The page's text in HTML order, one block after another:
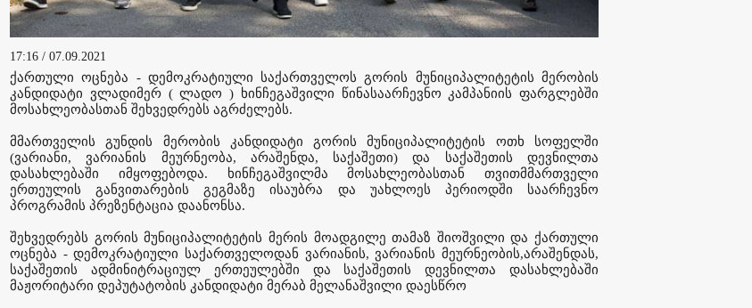
17:16 / 07.09.2021
ქართული ოცნება - დემოკრატიული საქართველოს გორის მუნიციპალიტეტის მერობის
კანდიდატი ვლადიმერ ( ლადო ) ხინჩეგაშვილი წინასაარჩევნო კამპანიის ფარგლებში
მოსახლეობასთან შეხვედრებს აგრძელებს.
მმართველის გუნდის მერობის კანდიდატი გორის მუნიციპალიტეტის ოთხ სოფელში
(ვარიანი, ვარიანის მეურნეობა, არაშენდა, საქაშეთი) და საქაშეთის დევნილთა
დასახლებაში იმყოფებოდა. ხინჩეგაშვილმა მოსახლეობასთან თვითმმართველი
ერთეულის განვითარების გეგმაზე ისაუბრა და უახლოეს პერიოდში საარჩევნო
პროგრამის პრეზენტაცია დაანონსა.
შეხვედრებს გორის მუნიციპალიტეტის მერის მოადგილე თამაზ შიოშვილი და ქართული
ოცნება - დემოკრატიული საქართველოდან ვარიანის, ვარიანის მეურნეობის,არაშენდას,
საქაშეთის ადმინიტრაციულ ერთეულებში და საქაშეთის დევნილთა დასახლებაში
მაჟორიტარი დეპუტატობის კანდიდატი მერაბ მელანაშვილი დაესწრო